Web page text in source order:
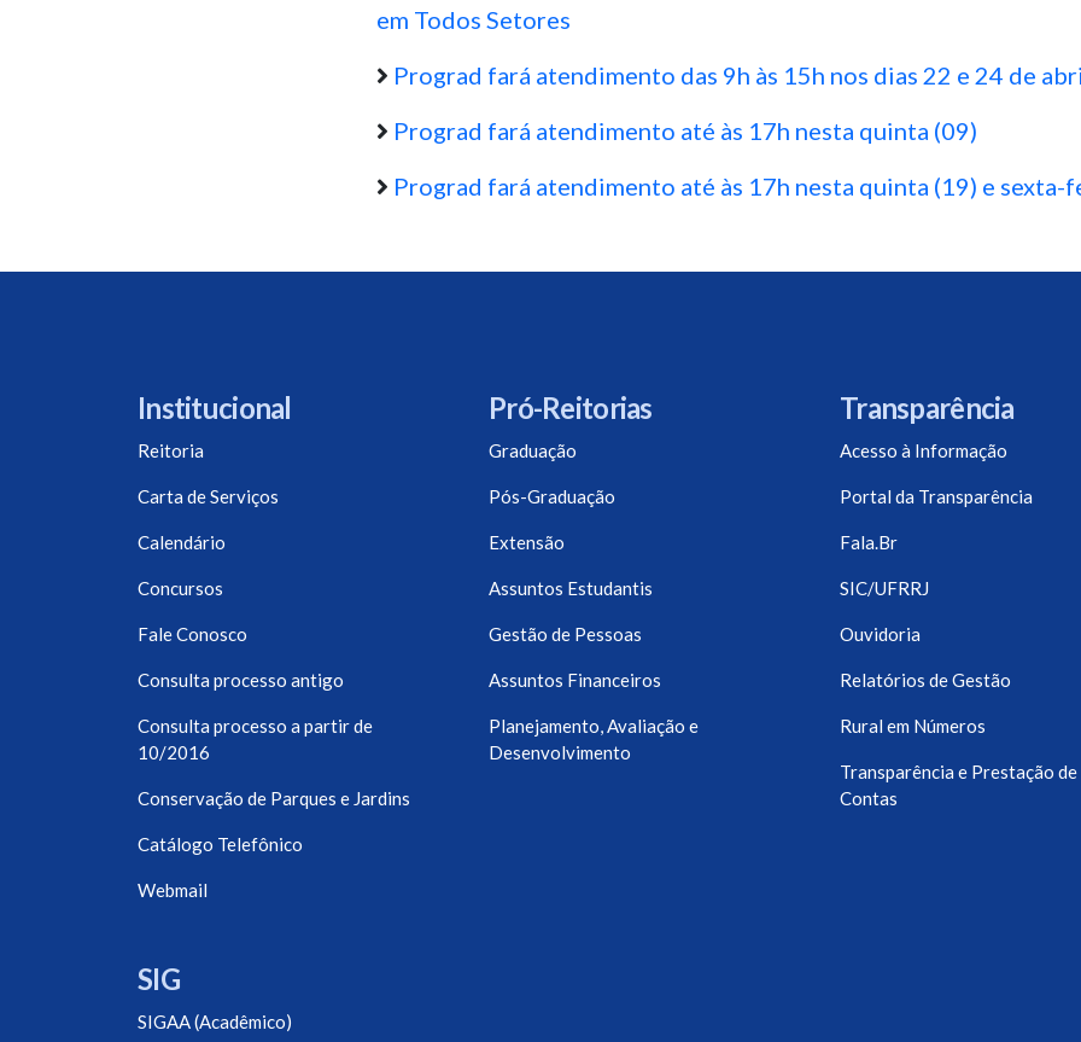
em Todos Setores
Prograd fará atendimento das 9h às 15h nos dias 22 e 24 de
Prograd fará atendimento até às 17h nesta quinta (09)
Prograd fará atendimento até às 17h nesta quinta (19) e sexta-
Institucional
Reitoria
Carta de Serviços
Calendário
Concursos
Fale Conosco
Consulta processo antigo
Consulta processo a partir de
10/2016
Conservação de Parques e Jardins
Catálogo Telefônico
Webmail
SIG
SIGAA (Acadêmico)
Pró-Reitorias
Graduação
Pós-Graduação
Extensão
Assuntos Estudantis
Gestão de Pessoas
Assuntos Financeiros
Planejamento, Avaliação e
Desenvolvimento
Transparência
Acesso à Informação
Portal da Transparência
Fala.Br
SIC/UFRRJ
Ouvidoria
Relatórios de Gestão
Rural em Números
Transparência e Prestação de
Contas